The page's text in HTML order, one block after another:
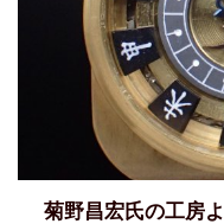
菊野昌宏氏の工房